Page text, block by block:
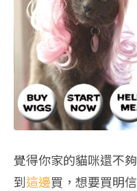
覺得你家的貓咪還不
到這邊買，想要買明